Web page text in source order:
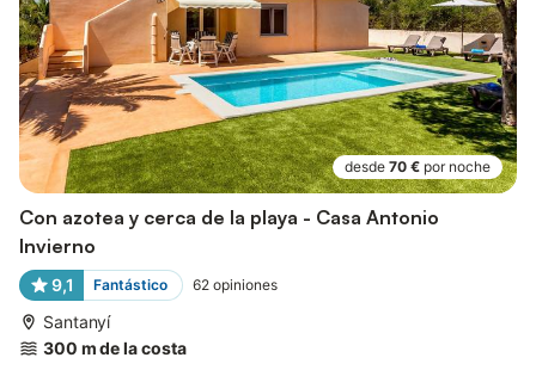
desde 70 € por noche
Con azotea y cerca de la playa - Casa Antonio
Invierno
9,1 Fantástico 62 opiniones
Santanyí
300 m de la costa